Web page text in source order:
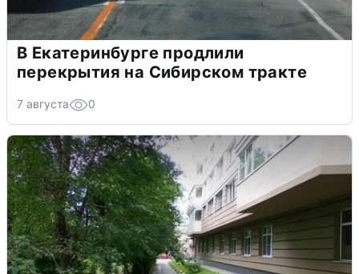
В Екатеринбурге продлили
перекрытия на Сибирском тракте
7 августа 0